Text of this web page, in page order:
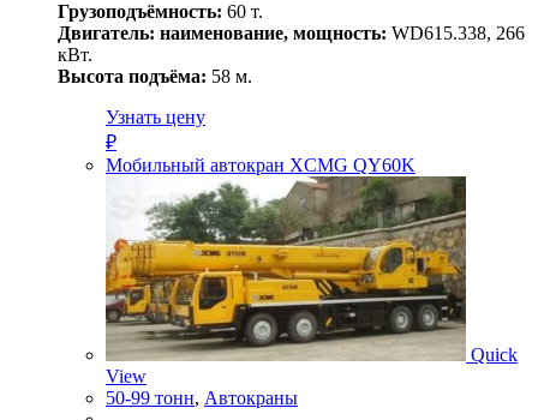
Грузоподъёмность: 60 т.
Двигатель: наименование, мощность: WD615.338, 266
кВт.
Высота подъёма: 58 м.
Узнать цену
₽
Мобильный автокран XCMG QY60K
Quick
View
50-99 тонн, Автокраны